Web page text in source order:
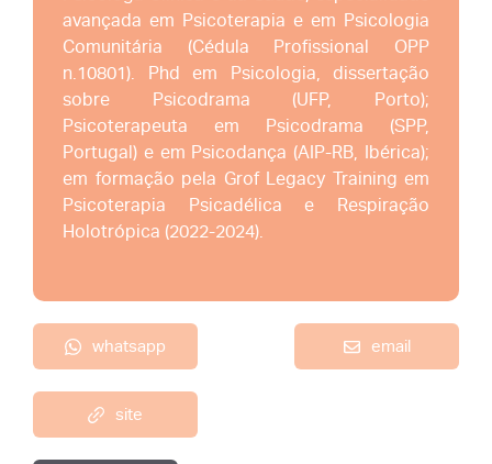
avançada em Psicoterapia e em Psicologia
Comunitária (Cédula Profissional OPP
n.10801). Phd em Psicologia, dissertação
sobre Psicodrama (UFP, Porto);
Psicoterapeuta em Psicodrama (SPP,
Portugal) e em Psicodança (AIP-RB, Ibérica);
em formação pela Grof Legacy Training em
Psicoterapia Psicadélica e Respiração
Holotrópica (2022-2024).
whatsapp email
site